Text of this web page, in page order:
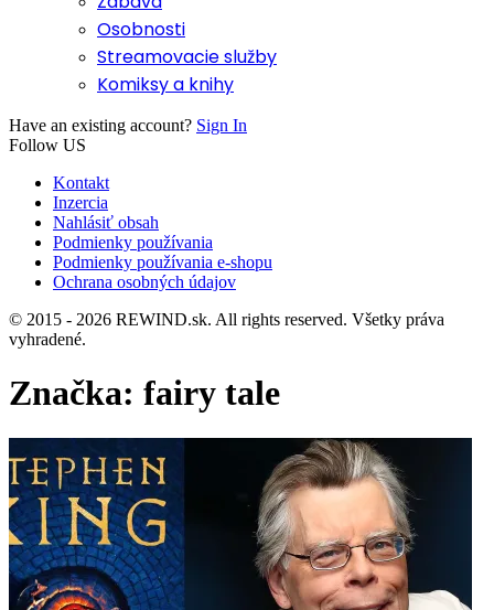
Osobnosti
Streamovacie služby
Komiksy a knihy
Have an existing account? Sign In
Follow US
Kontakt
Inzercia
Nahlásiť obsah
Podmienky používania
Podmienky používania e-shopu
Ochrana osobných údajov
© 2015 - 2026 REWIND.sk. All rights reserved. Všetky práva
vyhradené.
Značka: fairy tale